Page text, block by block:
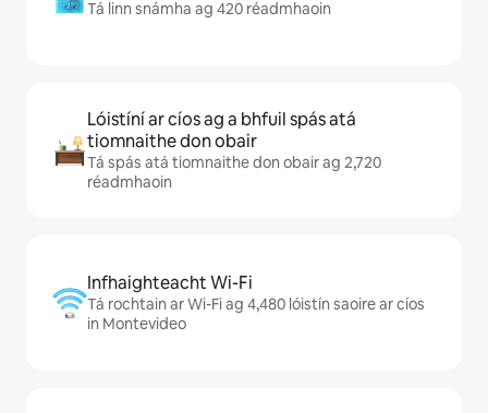
Tá linn snámha ag 420 réadmhaoin
Lóistíní ar cíos ag a bhfuil spás atá
tiomnaithe don obair
Tá spás atá tiomnaithe don obair ag 2,720
réadmhaoin
Infhaighteacht Wi-Fi
Tá rochtain ar Wi-Fi ag 4,480 lóistín saoire ar cíos
in Montevideo